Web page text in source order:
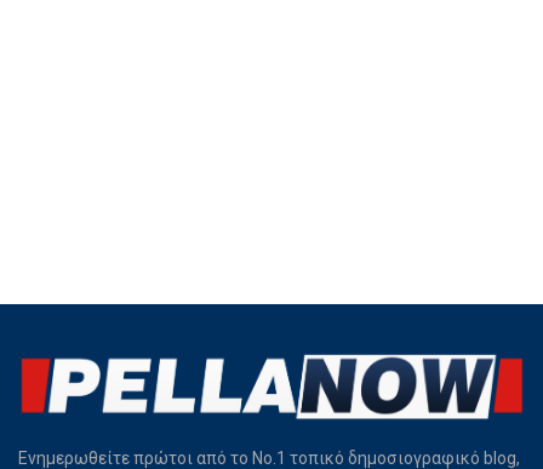
Ενημερωθείτε πρώτοι από το Νο.1 τοπικό δημοσιογραφικό blog,